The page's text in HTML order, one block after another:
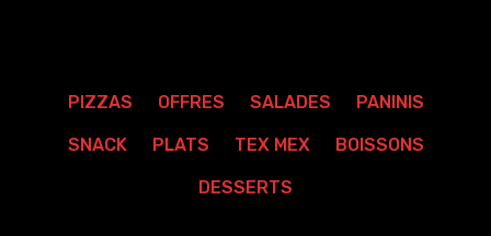
PIZZAS OFFRES SALADES PANINIS
SNACK PLATS TEX MEX BOISSONS
DESSERTS